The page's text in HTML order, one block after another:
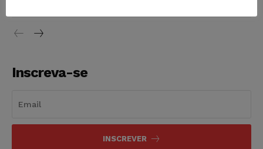
Inscreva-se
INSCREVER